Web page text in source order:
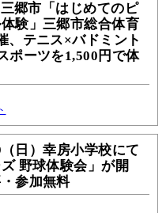
郷市「はじめてのピ
験」三郷市総合体育
、テニス×バドミント
ポーツを1,500円で体
日）幸房小学校にて
ズ 野球体験会」が開
参加無料